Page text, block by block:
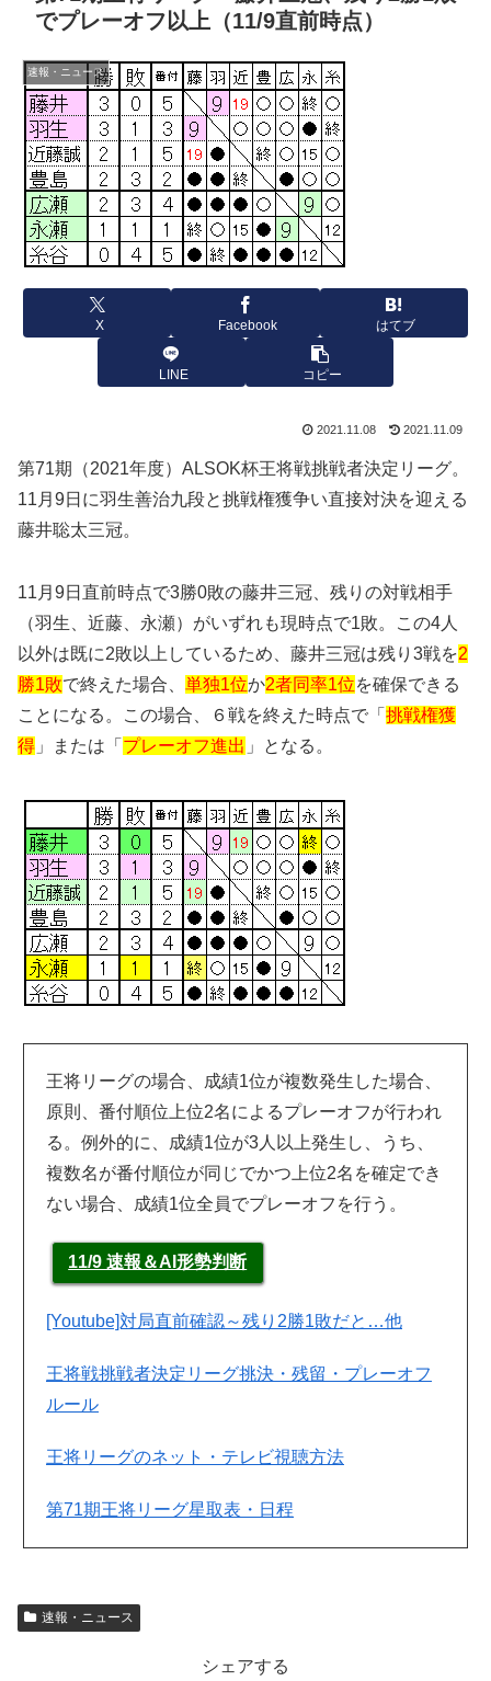
でプレーオフ以上（11/9直前時点）
速報・ニュース
X Facebook はてブ
LINE コピー
2021.11.08 2021.11.09
第71期（2021年度）ALSOK杯王将戦挑戦者決定リーグ。
11月9日に羽生善治九段と挑戦権獲争い直接対決を迎える
藤井聡太三冠。
11月9日直前時点で3勝0敗の藤井三冠、残りの対戦相手
（羽生、近藤、永瀬）がいずれも現時点で1敗。この4人
以外は既に2敗以上しているため、藤井三冠は残り3戦を2
勝1敗で終えた場合、 単独1位か2者同率1位を確保できる
ことになる。この場合、６戦を終えた時点で「 挑戦権獲
得 」または「 プレーオフ進出 」となる。
王将リーグの場合、成績1位が複数発生した場合、
原則、番付順位上位2名によるプレーオフが行われ
る。例外的に、成績1位が3人以上発生し、うち、
複数名が番付順位が同じでかつ上位2名を確定でき
ない場合、成績1位全員でプレーオフを行う。
11/9 速報＆AI形勢判断
[Youtube]対局直前確認～残り2勝1敗だと…他
王将戦挑戦者決定リーグ挑決・残留・プレーオフ
ルール
王将リーグのネット・テレビ視聴方法
第71期王将リーグ星取表・日程
速報・ニュース
シェアする